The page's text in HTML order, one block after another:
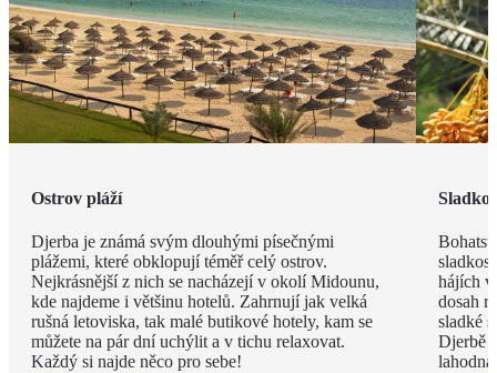
Ostrov pláží
Djerba je známá svým dlouhými písečnými
plážemi, které obklopují téměř celý ostrov.
Nejkrásnější z nich se nacházejí v okolí Midounu,
kde najdeme i většinu hotelů. Zahrnují jak velká
rušná letoviska, tak malé butikové hotely, kam se
můžete na pár dní uchýlit a v tichu relaxovat.
Každý si najde něco pro sebe!
hájích
dosah
sladké
Djerbě